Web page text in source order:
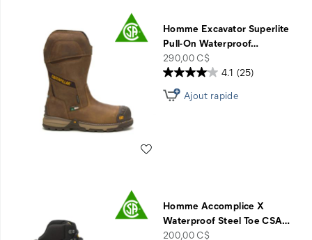
Homme Excavator Superlite
Pull-On Waterproof…
price
290,00 C$
4.1 (25)
Ajout rapide
Homme Accomplice X
Waterproof Steel Toe CSA…
price
200,00 C$